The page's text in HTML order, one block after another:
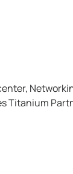
Titanium